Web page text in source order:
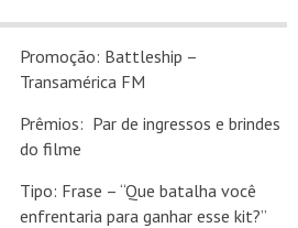
Promoção: Battleship –
Transamérica FM
Prêmios: Par de ingressos e brindes
do filme
Tipo: Frase – “Que batalha você
enfrentaria para ganhar esse kit?”